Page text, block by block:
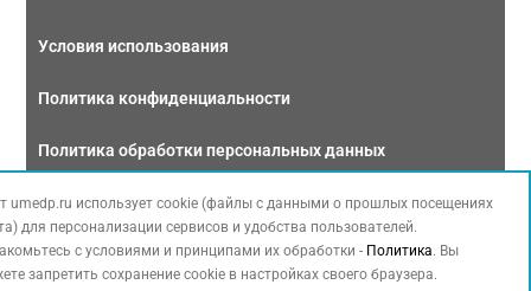
Условия использования
Политика конфиденциальности
Политика обработки персональных данных
Связаться с нами
umedp.ru использует cookie (файлы с данными о прошлых посещениях
для персонализации сервисов и удобства пользователей.
с условиями и принципами их обработки - Политика. Вы
запретить сохранение cookie в настройках своего браузера.